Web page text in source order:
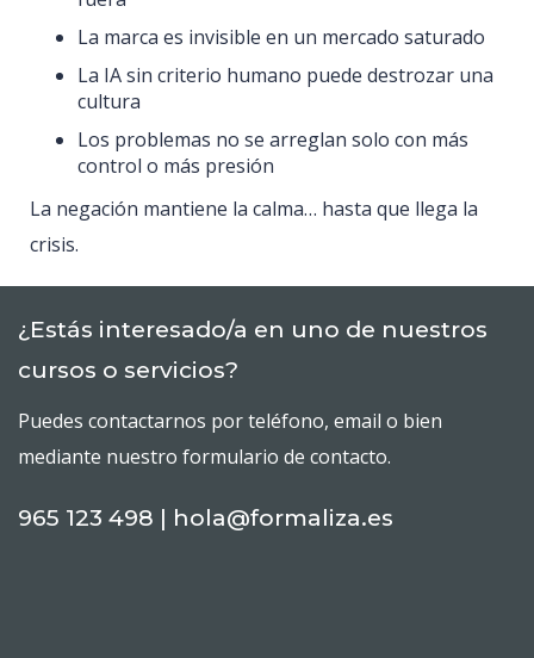
La marca es invisible en un mercado saturado
La IA sin criterio humano puede destrozar una
cultura
Los problemas no se arreglan solo con más
control o más presión
La negación mantiene la calma… hasta que llega la
crisis.
¿Estás interesado/a en uno de nuestros
cursos o servicios?
Puedes contactarnos por teléfono, email o bien
mediante nuestro formulario de contacto.
965 123 498 | hola@formaliza.es